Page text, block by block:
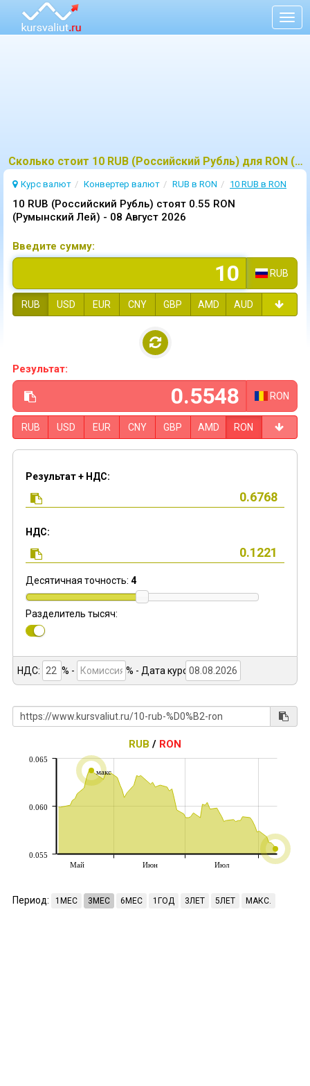
Сколько стоит 10 RUB (Российский Рубль) для RON (Румынский Лей)?
Курс валют Конвертер валют RUB в RON 10 RUB в RON
10 RUB (Российский Рубль) стоят 0.55 RON
(Румынский Лей) - 08 Август 2026
Введите сумму:
RUB
RUB USD EUR CNY GBP AMD AUD
Результат:
RON
RUB USD EUR CNY GBP AMD RON
Результат + НДС:
НДС:
Десятичная точность: 4
Разделитель тысяч:
НДС: % - % - Дата курса:
RUB / RON
макс
Май Июн Июл
0.055
0.060
0.065
Период: 1МЕС 3МЕС 6МЕС 1ГОД 3ЛЕТ 5ЛЕТ МАКС.